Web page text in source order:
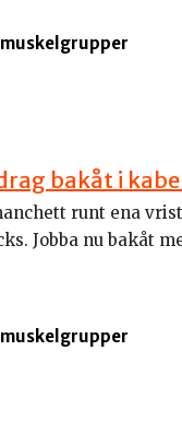
bakåt i
runt ena
Jobba nu bakåt